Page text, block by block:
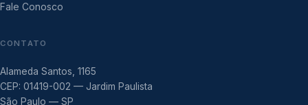
Fale Conosco
CONTATO
Alameda Santos, 1165
CEP: 01419-002 — Jardim Paulista
São Paulo — SP